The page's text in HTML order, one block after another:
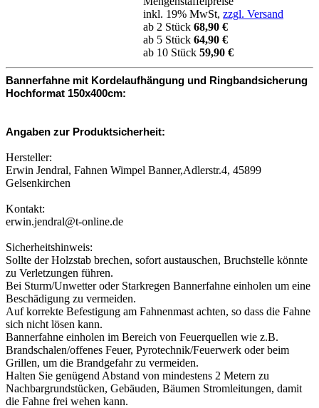
inkl. 19% MwSt, zzgl. Versand
ab 2 Stück 68,90 €
ab 5 Stück 64,90 €
ab 10 Stück 59,90 €
Bannerfahne mit Kordelaufhängung und Ringbandsicherung
Hochformat 150x400cm:
Angaben zur Produktsicherheit:
Hersteller:
Erwin Jendral, Fahnen Wimpel Banner,Adlerstr.4, 45899
Gelsenkirchen
Kontakt:
erwin.jendral@t-online.de
Sicherheitshinweis:
Sollte der Holzstab brechen, sofort austauschen, Bruchstelle könnte
zu Verletzungen führen.
Bei Sturm/Unwetter oder Starkregen Bannerfahne einholen um eine
Beschädigung zu vermeiden.
Auf korrekte Befestigung am Fahnenmast achten, so dass die Fahne
sich nicht lösen kann.
Bannerfahne einholen im Bereich von Feuerquellen wie z.B.
Brandschalen/offenes Feuer, Pyrotechnik/Feuerwerk oder beim
Grillen, um die Brandgefahr zu vermeiden.
Halten Sie genügend Abstand von mindestens 2 Metern zu
Nachbargrundstücken, Gebäuden, Bäumen Stromleitungen, damit
die Fahne frei wehen kann.